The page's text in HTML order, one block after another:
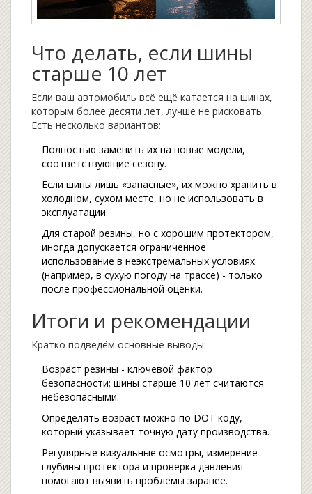
Что делать, если шины
старше 10 лет
Если ваш автомобиль всё ещё катается на шинах,
которым более десяти лет, лучше не рисковать.
Есть несколько вариантов:
Полностью заменить их на новые модели,
соответствующие сезону.
Если шины лишь «запасные», их можно хранить в
холодном, сухом месте, но не использовать в
эксплуатации.
Для старой резины, но с хорошим протектором,
иногда допускается ограниченное
использование в неэкстремальных условиях
(например, в сухую погоду на трассе) - только
после профессиональной оценки.
Итоги и рекомендации
Кратко подведём основные выводы:
Возраст резины - ключевой фактор
безопасности; шины старше 10 лет считаются
небезопасными.
Определять возраст можно по DOT коду,
который указывает точную дату производства.
Регулярные визуальные осмотры, измерение
глубины протектора и проверка давления
помогают выявить проблемы заранее.